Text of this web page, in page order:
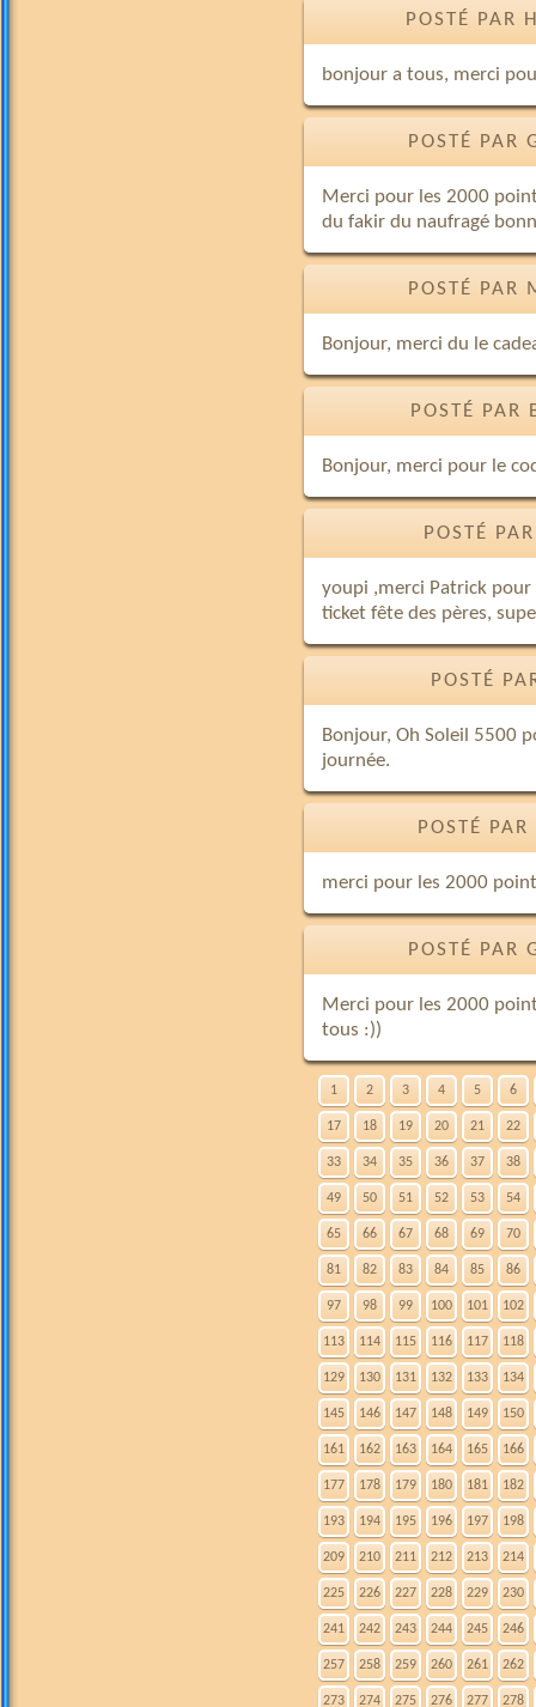
POSTÉ
bonjour a tous, merci
POSTÉ
Merci pour les 2000
du fakir du naufragé
POSTÉ
Bonjour, merci du le
POSTÉ
Bonjour, merci pour le
POSTÉ
youpi ,merci Patrick
ticket fête des pères,
POSTÉ
Bonjour, Oh Soleil 5500
journée.
POSTÉ
merci pour les 2000
POSTÉ
Merci pour les 2000
tous :))
1 2 3 4 5 6
17 18 19 20 21 22
33 34 35 36 37 38
49 50 51 52 53 54
65 66 67 68 69 70
81 82 83 84 85 86
97 98 99 100 101 102
113 114 115 116 117 118
129 130 131 132 133 134
145 146 147 148 149 150
161 162 163 164 165 166
177 178 179 180 181 182
193 194 195 196 197 198
209 210 211 212 213 214
225 226 227 228 229 230
241 242 243 244 245 246
257 258 259 260 261 262
273 274 275 276 277 278